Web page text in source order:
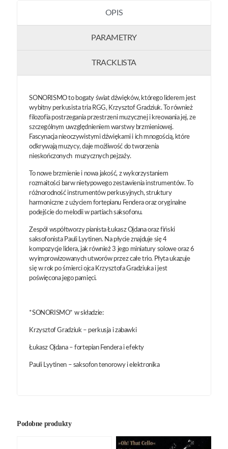
OPIS
PARAMETRY
TRACKLISTA
SONORISMO to bogaty świat dźwięków, którego liderem jest
wybitny perkusista tria RGG, Krzysztof Gradziuk. To również
filozofia postrzegania przestrzeni muzycznej i kreowania jej, ze
szczególnym uwzględnieniem warstwy brzmieniowej.
Fascynacja nieoczywistymi dźwiękami i ich mnogością, które
odkrywają muzycy, daje możliwość do tworzenia
nieskończonych muzycznych pejzaży.
To nowe brzmienie i nowa jakość, z wykorzystaniem
rozmaitości barw nietypowego zestawienia instrumentów. To
różnorodność instrumentów perkusyjnych, struktury
harmoniczne z użyciem fortepianu Fendera oraz oryginalne
podejście do melodii w partiach saksofonu.
Zespół współtworzy pianista Łukasz Ojdana oraz fiński
saksofonista Pauli Lyytinen. Na płycie znajduje się 4
kompozycje lidera, jak również 3 jego miniatury solowe oraz 6
wyimprowizowanych utworów przez całe trio. Płyta ukazuje
się w rok po śmierci ojca Krzysztofa Gradziuka i jest
poświęcona jego pamięci.
*SONORISMO* w składzie:
Krzysztof Gradziuk – perkusja i zabawki
Łukasz Ojdana – fortepian Fendera i efekty
Pauli Lyytinen – saksofon tenorowy i elektronika
Podobne produkty